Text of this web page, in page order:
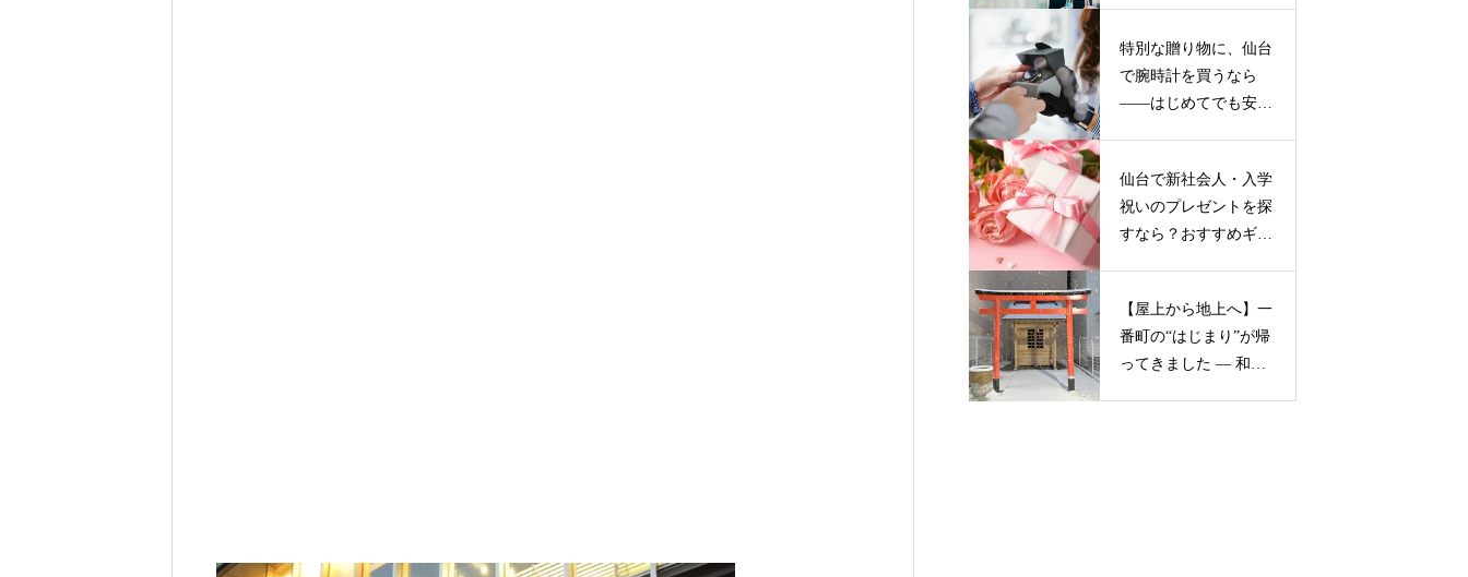
特別な贈り物に、仙台
で腕時計を買うなら
——はじめてでも安心
仙台で新社会人・入学
祝いのプレゼントを探
すなら？おすすめギフ
【屋上から地上へ】一
番町の“はじまり”が帰
ってきました ― 和霊